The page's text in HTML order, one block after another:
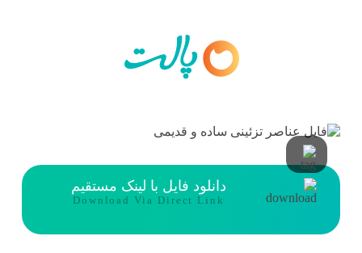
دانلود فایل با لینک مستقیم
Download Via Direct Link